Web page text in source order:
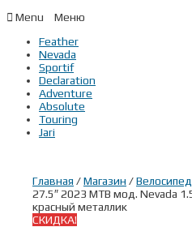
Menu
Feather
Nevada
Sportif
Declaration
Adventure
Absolute
Touring
Jari
Главная /Магазин /
27.5″ 2023 MTB мод. Nevada
красный металлик
СКИДКА!